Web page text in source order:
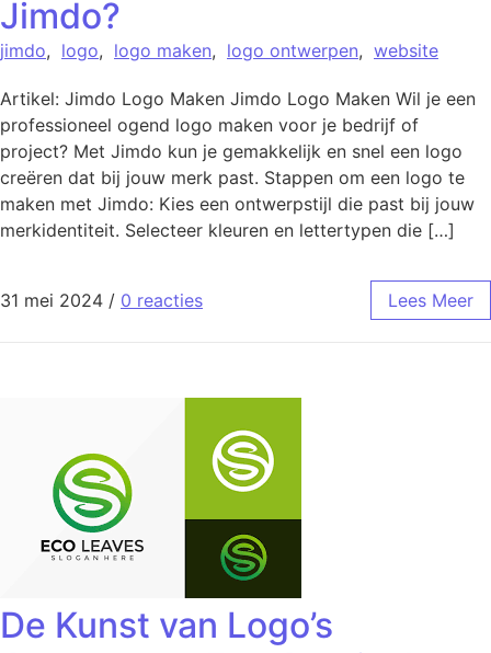
Jimdo?
jimdo, logo, logo maken, logo ontwerpen, website
Artikel: Jimdo Logo Maken Jimdo Logo Maken Wil je een
professioneel ogend logo maken voor je bedrijf of
project? Met Jimdo kun je gemakkelijk en snel een logo
creëren dat bij jouw merk past. Stappen om een logo te
maken met Jimdo: Kies een ontwerpstijl die past bij jouw
merkidentiteit. Selecteer kleuren en lettertypen die […]
31 mei 2024 / 0 reacties Lees Meer
De Kunst van Logo’s